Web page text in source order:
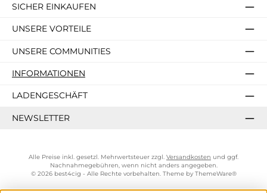
SICHER EINKAUFEN
UNSERE VORTEILE
UNSERE COMMUNITIES
INFORMATIONEN
LADENGESCHÄFT
NEWSLETTER
Alle Preise inkl. gesetzl. Mehrwertsteuer zzgl. Versandkosten und ggf.
Nachnahmegebühren, wenn nicht anders angegeben.
© 2026 best4cig - Alle Rechte vorbehalten. Theme by ThemeWare®